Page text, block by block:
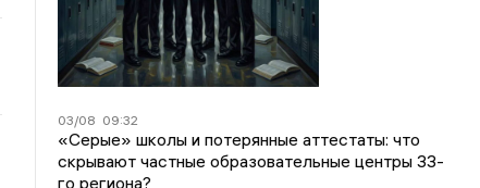
03/08 09:32
«Серые» школы и потерянные аттестаты: что
скрывают частные образовательные центры 33-
го региона?